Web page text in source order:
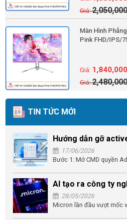
Màn Hình
Pink FHD/IPS/
TIN TỨC MỚI
Hướng dẫn gỡ
17/06/2026
Bước 1: Mở CMD quyền
AI tạo ra công ty
28/05/2026
Micron lần đầu vượt mốc